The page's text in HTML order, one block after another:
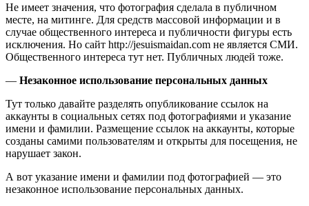
Не имеет значения, что фотография сделала в публичном
месте, на митинге. Для средств массовой информации и в
случае общественного интереса и публичности фигуры есть
исключения. Но сайт http://jesuismaidan.com не является СМИ.
Общественного интереса тут нет. Публичных людей тоже.
— Незаконное использование персональных данных
Тут только давайте разделять опубликование ссылок на
аккаунты в социальных сетях под фотографиями и указание
имени и фамилии. Размещение ссылок на аккаунты, которые
созданы самими пользователям и открыты для посещения, не
нарушает закон.
А вот указание имени и фамилии под фотографией — это
незаконное использование персональных данных.